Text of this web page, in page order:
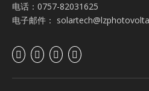
电话：0757-82031625
电子邮件：